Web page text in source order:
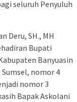
seluruh Penyuluh
Deru, SH., MH
Bupati
Banyuasin
nomor 4
nomor 3
Bapak Askolani